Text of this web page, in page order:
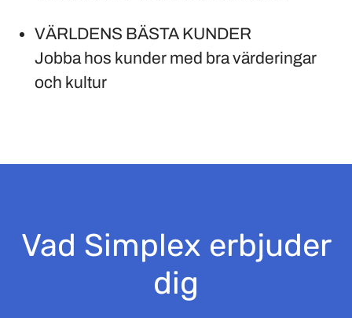
VÄRLDENS BÄSTA KUNDER
Jobba hos kunder med bra värderingar
och kultur
Vad Simplex erbjuder
dig